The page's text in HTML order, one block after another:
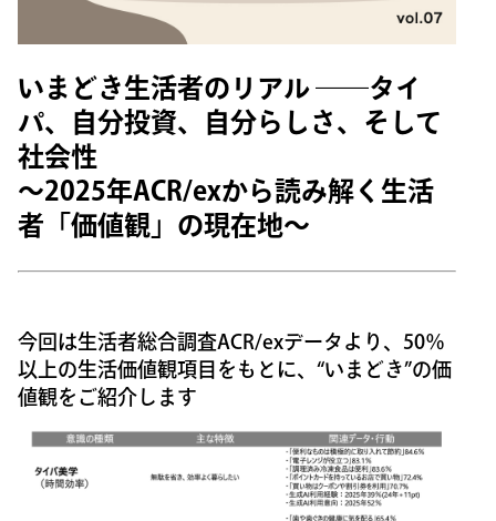
いまどき生活者のリアル ――タイ
パ、自分投資、自分らしさ、そして
社会性
～2025年ACR/exから読み解く生活
者「価値観」の現在地～
今回は生活者総合調査ACR/exデータより、50％
以上の生活価値観項目をもとに、“いまどき”の価
値観をご紹介します